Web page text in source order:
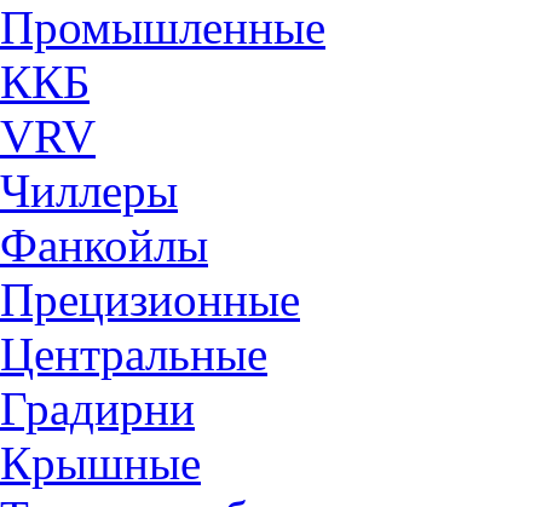
Промышленные
ККБ
VRV
Чиллеры
Фанкойлы
Прецизионные
Центральные
Градирни
Крышные